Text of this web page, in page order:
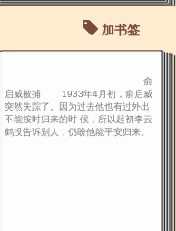
加书签
俞
启威被捕 1933年4月初，俞启威
突然失踪了。因为过去他也有过外出
不能按时归来的时 候，所以起初李云
鹤没告诉别人，仍盼他能平安归来。